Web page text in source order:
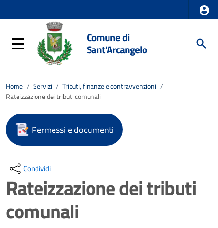
Comune di
Sant'Arcangelo
Home / Servizi / Tributi, finanze e contravvenzioni /
Rateizzazione dei tributi comunali
Permessi e documenti
Condividi
Rateizzazione dei tributi
comunali